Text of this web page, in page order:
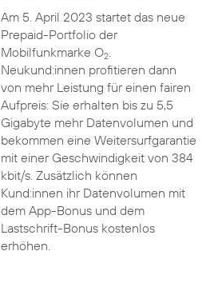
Am 5. April 2023 startet das neue
Prepaid-Portfolio der
Mobilfunkmarke O2.
Neukund:innen profitieren dann
von mehr Leistung für einen fairen
Aufpreis: Sie erhalten bis zu 5,5
Gigabyte mehr Datenvolumen und
bekommen eine Weitersurfgarantie
mit einer Geschwindigkeit von 384
kbit/s. Zusätzlich können
Kund:innen ihr Datenvolumen mit
dem App-Bonus und dem
Lastschrift-Bonus kostenlos
erhöhen.